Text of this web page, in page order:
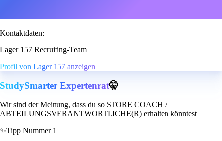
Kontaktdaten:
Lager 157 Recruiting-Team
Profil von Lager 157 anzeigen
StudySmarter Expertenrat🤫
Wir sind der Meinung, dass du so STORE COACH /
ABTEILUNGSVERANTWORTLICHE(R) erhalten könntest
✨Tipp Nummer 1